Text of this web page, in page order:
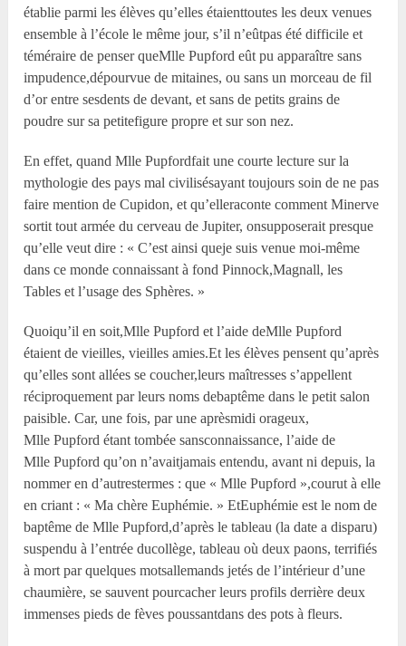
établie parmi les élèves qu’elles étaienttoutes les deux venues
ensemble à l’école le même jour, s’il n’eûtpas été difficile et
téméraire de penser queMlle Pupford eût pu apparaître sans
impudence,dépourvue de mitaines, ou sans un morceau de fil
d’or entre sesdents de devant, et sans de petits grains de
poudre sur sa petitefigure propre et sur son nez.
En effet, quand Mlle Pupfordfait une courte lecture sur la
mythologie des pays mal civilisésayant toujours soin de ne pas
faire mention de Cupidon, et qu’elleraconte comment Minerve
sortit tout armée du cerveau de Jupiter, onsupposerait presque
qu’elle veut dire : « C’est ainsi queje suis venue moi-même
dans ce monde connaissant à fond Pinnock,Magnall, les
Tables et l’usage des Sphères. »
Quoiqu’il en soit,Mlle Pupford et l’aide deMlle Pupford
étaient de vieilles, vieilles amies.Et les élèves pensent qu’après
qu’elles sont allées se coucher,leurs maîtresses s’appellent
réciproquement par leurs noms debaptême dans le petit salon
paisible. Car, une fois, par une aprèsmidi orageux,
Mlle Pupford étant tombée sansconnaissance, l’aide de
Mlle Pupford qu’on n’avaitjamais entendu, avant ni depuis, la
nommer en d’autrestermes : que « Mlle Pupford »,courut à elle
en criant : « Ma chère Euphémie. » EtEuphémie est le nom de
baptême de Mlle Pupford,d’après le tableau (la date a disparu)
suspendu à l’entrée ducollège, tableau où deux paons, terrifiés
à mort par quelques motsallemands jetés de l’intérieur d’une
chaumière, se sauvent pourcacher leurs profils derrière deux
immenses pieds de fèves poussantdans des pots à fleurs.